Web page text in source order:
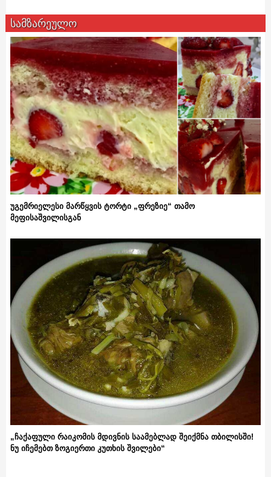
სამზარეულო
უგემრიელესი მარწყვის ტორტი „ფრეზიე“ თამო
მეფისაშვილისგან
„ჩაქაფული რაიკომის მდივნის საამებლად შეიქმნა თბილისში!
ნუ იჩემებთ ზოგიერთი კუთხის შვილები“